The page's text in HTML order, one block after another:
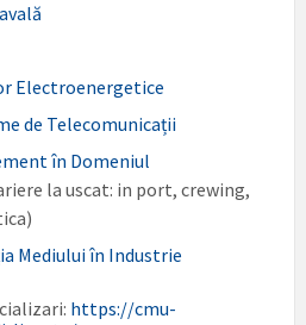
Electroenergetice
de Telecomunicații
în Domeniul
la uscat: in port, crewing,
Mediului în Industrie
https://cmu-